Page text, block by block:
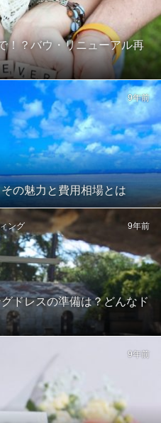
！？バウ・リニューアル再
の魅力と費用相場とは
9年前
ドレスの準備は？どんなド
ング 9年前
9年前